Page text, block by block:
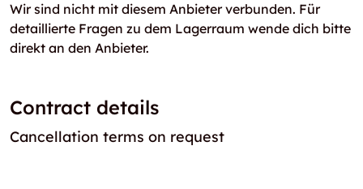
Wir sind nicht mit diesem Anbieter verbunden. Für
detaillierte Fragen zu dem Lagerraum wende dich bitte
direkt an den Anbieter.
Contract details
Cancellation terms on request